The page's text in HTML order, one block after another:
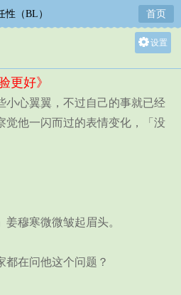
性（BL） 首页
设置
中
更好》
心翼翼，不过自己的事就已经
觉他一闪而过的表情变化，「没
穆寒微微皱起眉头。
在问他这个问题？